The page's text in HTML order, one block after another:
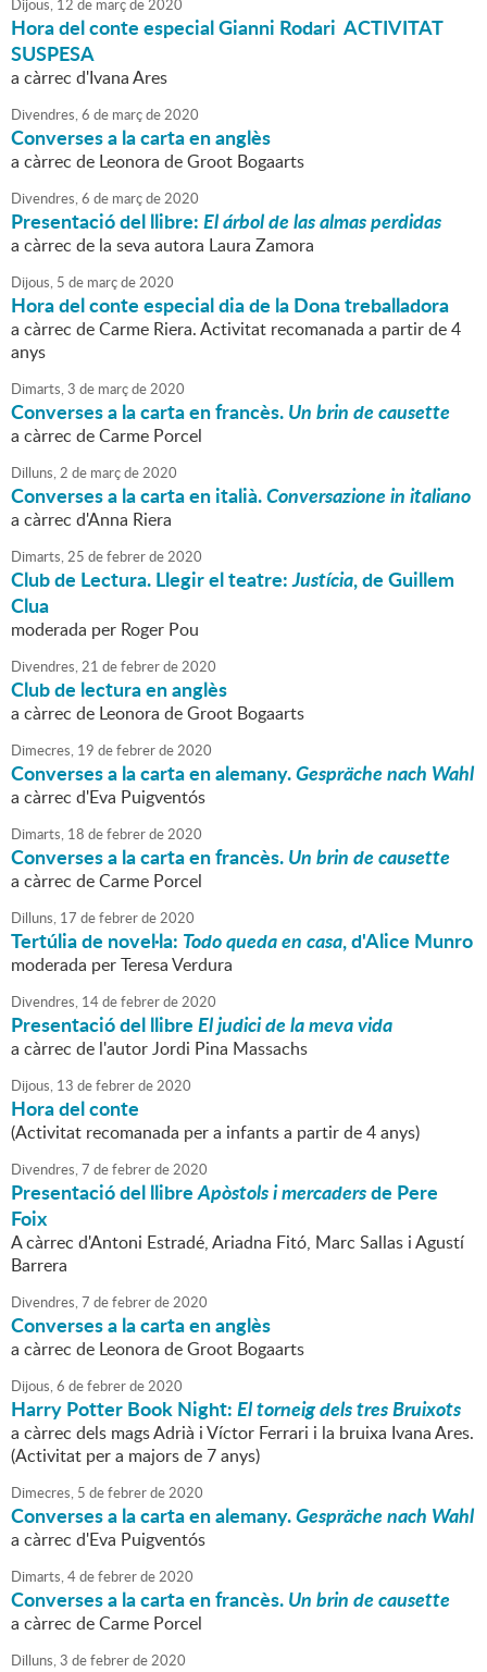
Dijous, 12 de marçde2020
Hora del conte especial Gianni Rodari ACTIVITAT
SUSPESA
a càrrec d'Ivana Ares
Divendres,6 de marçde2020
Converses a la carta en anglès
a càrrec de Leonora de Groot Bogaarts
Divendres,6 de marçde2020
Presentació del llibre:El árbol de las almas perdidas
a càrrec de la seva autora Laura Zamora
Dijous, 5 de marçde2020
Hora del conte especial dia de la Dona treballadora
a càrrec de Carme Riera. Activitat recomanada a partir de 4
anys
Dimarts,3 de marçde2020
Converses a la carta en francès.Un brin de causette
a càrrec de Carme Porcel
Dilluns,2 de marçde2020
Converses a la carta en italià.Conversazione in italiano
a càrrec d'Anna Riera
Dimarts,25 defebrerde2020
Club de Lectura. Llegir el teatre:Justícia, de Guillem
Clua
moderada per Roger Pou
Divendres,21 defebrerde2020
Club de lectura en anglès
a càrrec de Leonora de Groot Bogaarts
Dimecres, 19 defebrerde2020
Converses a la carta en alemany.Gespräche nach Wahl
a càrrec d'Eva Puigventós
Dimarts, 18 defebrerde2020
Converses a la carta en francès.Un brin de causette
a càrrec de Carme Porcel
Dilluns, 17 defebrerde2020
Tertúlia de novel·la: Todo queda en casa, d'Alice Munro
moderada per Teresa Verdura
Divendres, 14defebrerde2020
Presentació del llibreEl judici de la meva vida
a càrrec de l'autor Jordi Pina Massachs
Dijous, 13 defebrerde2020
Hora del conte
(Activitat recomanada per a infants a partir de 4 anys)
Divendres,7 defebrerde2020
Presentació del llibreApòstols i mercadersde Pere
Foix
A càrrec d'Antoni Estradé, Ariadna Fitó, Marc Sallas i Agustí
Barrera
Divendres,7 defebrerde2020
Converses a la carta en anglès
a càrrec de Leonora de Groot Bogaarts
Dijous,6 defebrerde2020
Harry Potter Book Night:El torneig dels tres Bruixots
a càrrec dels mags Adrià i Víctor Ferrari i la bruixa Ivana Ares.
(Activitat per a majors de 7 anys)
Dimecres, 5 defebrerde2020
Converses a la carta en alemany.Gespräche nach Wahl
a càrrec d'Eva Puigventós
Dimarts,4defebrerde2020
Converses a la carta en francès.Un brin de causette
a càrrec de Carme Porcel
Dilluns,3 defebrerde2020